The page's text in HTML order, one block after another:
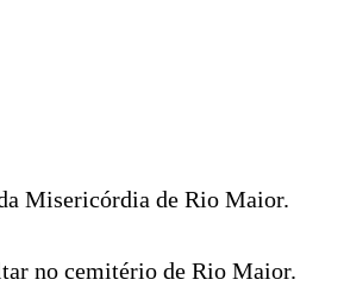
Misericórdia de Rio Maior.
no cemitério de Rio Maior.